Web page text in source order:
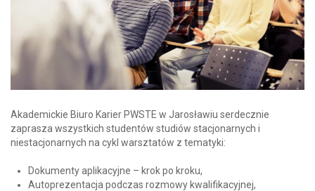
Akademickie Biuro Karier PWSTE w Jarosławiu serdecznie
zaprasza wszystkich studentów studiów stacjonarnych i
niestacjonarnych na cykl warsztatów z tematyki:
Dokumenty aplikacyjne – krok po kroku,
Autoprezentacja podczas rozmowy kwalifikacyjnej,